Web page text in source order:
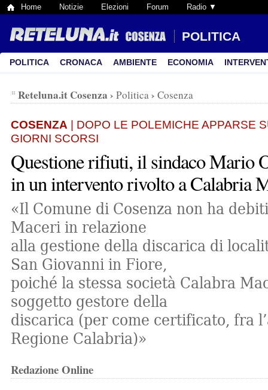
Home Notizie Elezioni Forum Radio ▼
POLITICA
POLITICA CRONACA AMBIENTE ECONOMIA
Reteluna.it Cosenza › Politica› Cosenza
COSENZA | DOPO LE POLEMICHE APPARSE
GIORNI SCORSI
Questione rifiuti, il sindaco Mario
in un intervento rivolto a Calabria
«Il Comune di Cosenza non ha
Maceri in relazione
alla gestione della discarica di
San Giovanni in Fiore,
poiché la stessa società Calabra
soggetto gestore della
discarica (per come certificato, fra
Regione Calabria)»
Redazione Online